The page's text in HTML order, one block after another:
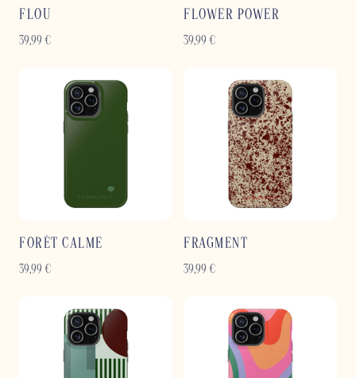
FLOU
39,99 €
FLOWER POWER
39,99 €
FORÊT CALME
39,99 €
FRAGMENT
39,99 €